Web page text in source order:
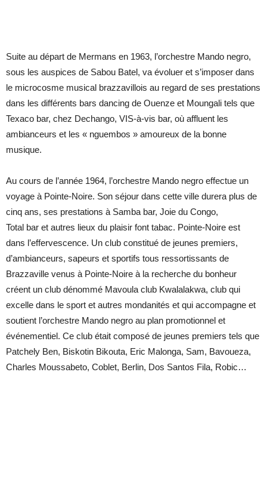
Suite au départ de Mermans en 1963, l’orchestre Mando negro,
sous les auspices de Sabou Batel, va évoluer et s’imposer dans
le microcosme musical brazzavillois au regard de ses prestations
dans les différents bars dancing de Ouenze et Moungali tels que
Texaco bar, chez Dechango, VIS-à-vis bar, où affluent les
ambianceurs et les « nguembos » amoureux de la bonne
musique.
Au cours de l’année 1964, l’orchestre Mando negro effectue un
voyage à Pointe-Noire. Son séjour dans cette ville durera plus de
cinq ans, ses prestations à Samba bar, Joie du Congo,
Total bar et autres lieux du plaisir font tabac. Pointe-Noire est
dans l’effervescence. Un club constitué de jeunes premiers,
d’ambianceurs, sapeurs et sportifs tous ressortissants de
Brazzaville venus à Pointe-Noire à la recherche du bonheur
créent un club dénommé Mavoula club Kwalalakwa, club qui
excelle dans le sport et autres mondanités et qui accompagne et
soutient l’orchestre Mando negro au plan promotionnel et
événementiel. Ce club était composé de jeunes premiers tels que
Patchely Ben, Biskotin Bikouta, Eric Malonga, Sam, Bavoueza,
Charles Moussabeto, Coblet, Berlin, Dos Santos Fila, Robic…